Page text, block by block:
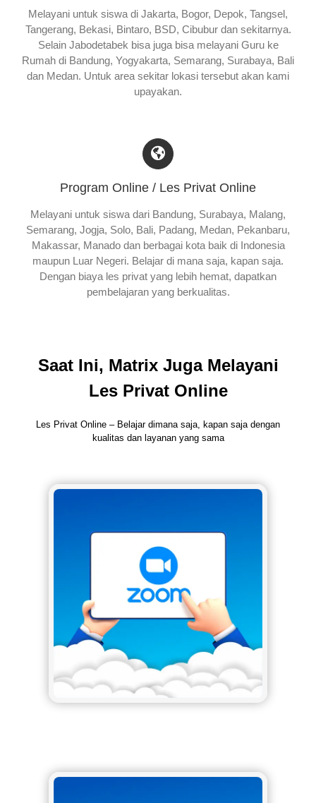
Melayani untuk siswa di Jakarta, Bogor, Depok, Tangsel,
Tangerang, Bekasi, Bintaro, BSD, Cibubur dan sekitarnya.
Selain Jabodetabek bisa juga bisa melayani Guru ke
Rumah di Bandung, Yogyakarta, Semarang, Surabaya, Bali
dan Medan. Untuk area sekitar lokasi tersebut akan kami
upayakan.
Program Online / Les Privat Online
Melayani untuk siswa dari Bandung, Surabaya, Malang,
Semarang, Jogja, Solo, Bali, Padang, Medan, Pekanbaru,
Makassar, Manado dan berbagai kota baik di Indonesia
maupun Luar Negeri. Belajar di mana saja, kapan saja.
Dengan biaya les privat yang lebih hemat, dapatkan
pembelajaran yang berkualitas.
Saat Ini, Matrix Juga Melayani
Les Privat Online
Les Privat Online – Belajar dimana saja, kapan saja dengan
kualitas dan layanan yang sama